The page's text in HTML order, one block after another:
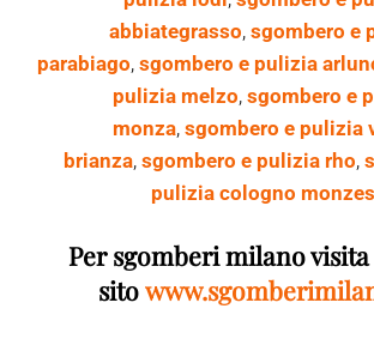
abbiategrasso, sgombero e
parabiago, sgombero e pulizia
pulizia melzo, sgombero e
monza, sgombero e pulizia
brianza, sgombero e pulizia rho,
pulizia cologno
Per sgomberi milano
sito